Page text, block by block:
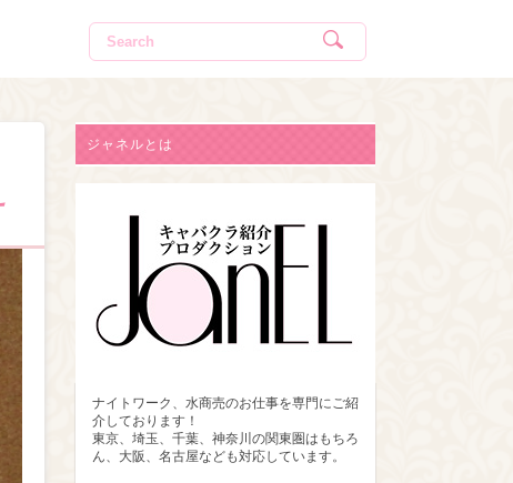
ジャネルとは
ナイトワーク、水商売のお仕事を専門にご紹
介しております！
東京、埼玉、千葉、神奈川の関東圏はもちろ
ん、大阪、名古屋なども対応しています。